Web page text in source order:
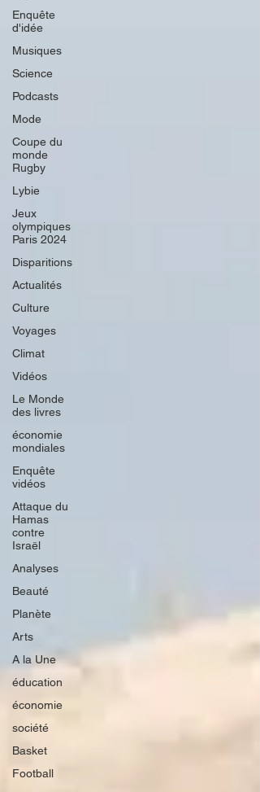
Enquête
d'idée
Musiques
Science
Podcasts
Mode
Coupe du
monde
Rugby
Lybie
Jeux
olympiques
Paris 2024
Disparitions
Actualités
Culture
Voyages
Climat
Vidéos
Le Monde
des livres
économie
mondiales
Enquête
vidéos
Attaque du
Hamas
contre
Israël
Analyses
Beauté
Planète
Arts
A la Une
éducation
économie
société
Basket
Football